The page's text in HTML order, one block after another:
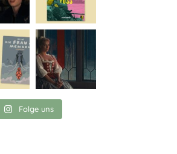
Folge uns